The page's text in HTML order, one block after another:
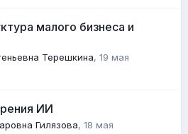
малого бизнеса и
Терешкина, 19 мая
ИИ
Гилязова, 18 мая